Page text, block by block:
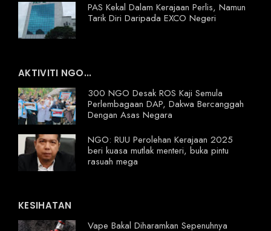
PAS Kekal Dalam Kerajaan Perlis, Namun
Tarik Diri Daripada EXCO Negeri
AKTIVITI NGO...
300 NGO Desak ROS Kaji Semula
Perlembagaan DAP, Dakwa Bercanggah
Dengan Asas Negara
NGO: RUU Perolehan Kerajaan 2025
beri kuasa mutlak menteri, buka pintu
rasuah mega
KESIHATAN
Vape Bakal Diharamkan Sepenuhnya